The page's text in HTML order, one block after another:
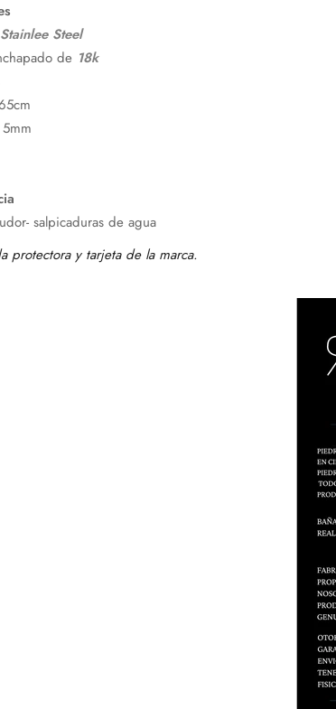
Stainlee Steel
de 18k
salpicaduras de agua
protectora y tarjeta de la marca.